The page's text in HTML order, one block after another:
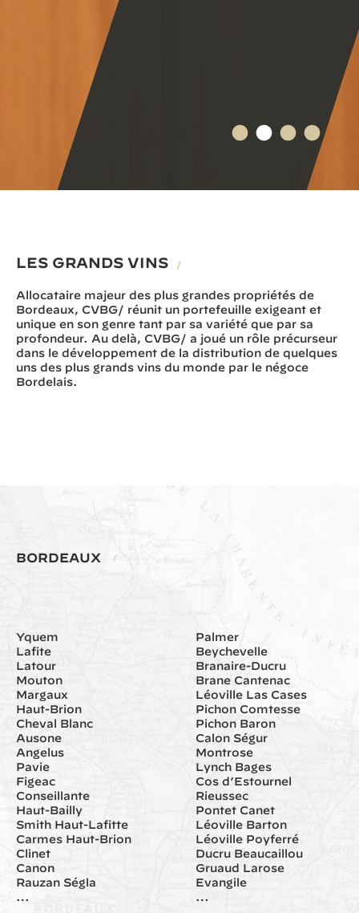
LES GRANDS VINS /
Allocataire majeur des plus grandes propriétés de
Bordeaux, CVBG/ réunit un portefeuille exigeant et
unique en son genre tant par sa variété que par sa
profondeur. Au delà, CVBG/ a joué un rôle précurseur
dans le développement de la distribution de quelques
uns des plus grands vins du monde par le négoce
Bordelais.
BORDEAUX /
Yquem
Lafite
Latour
Mouton
Margaux
Haut-Brion
Cheval Blanc
Ausone
Angelus
Pavie
Figeac
Conseillante
Haut-Bailly
Smith Haut-Lafitte
Carmes Haut-Brion
Clinet
Canon
Rauzan Ségla
…
Palmer
Beychevelle
Branaire-Ducru
Brane Cantenac
Léoville Las Cases
Pichon Comtesse
Pichon Baron
Calon Ségur
Montrose
Lynch Bages
Cos d’Estournel
Rieussec
Pontet Canet
Léoville Barton
Léoville Poyferré
Ducru Beaucaillou
Gruaud Larose
Evangile
…